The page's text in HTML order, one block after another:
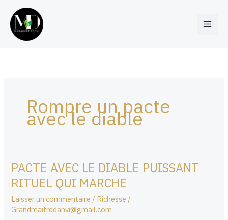
contenu
Rompre un pacte
avec le diable
PACTE AVEC LE DIABLE PUISSANT
RITUEL QUI MARCHE
Laisser un commentaire / Richesse /
Grandmaitredanvi@gmail.com
PACTE
AVEC
LE
DIABLE
PUISSANT